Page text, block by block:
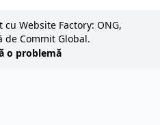
Website Factory: ONG,
de Commit Global.
o problemă